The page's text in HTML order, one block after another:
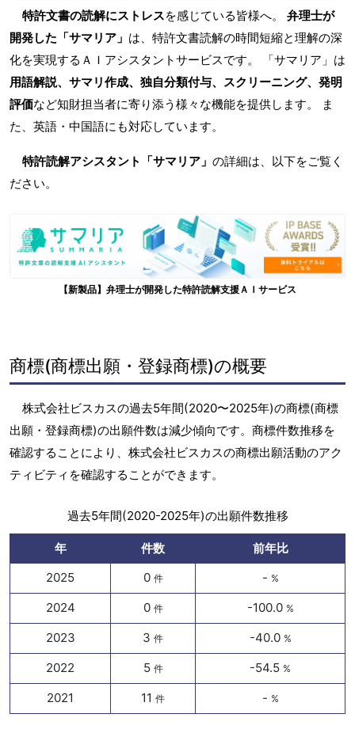
特許文書の読解にストレスを感じている皆様へ。 弁理士が
開発した「サマリア」 は、特許文書読解の時間短縮と理解の深
化を実現するＡＩアシスタントサービスです。 「サマリア」は
用語解説、サマリ作成、独自分類付与、スクリーニング、発明
評価など知財担当者に寄り添う様々な機能を提供します。 ま
た、英語・中国語にも対応しています。
特許読解アシスタント「サマリア」 の詳細は、以下をご覧く
ださい。
【新製品】弁理士が開発した特許読解支援ＡＩサービス
商標(商標出願・登録商標)の概要
株式会社ビスカスの過去5年間(2020〜2025年)の商標(商標
出願・登録商標)の出願件数は減少傾向です。商標件数推移を
確認することにより、株式会社ビスカスの商標出願活動のアク
ティビティを確認することができます。
過去5年間(2020-2025年)の出願件数推移
年 件数
前年比
2025
0 件 - %
2024 0 件 -100.0 %
2023 3 件 -40.0 %
2022 5 件 -54.5 %
2021 11 件 - %